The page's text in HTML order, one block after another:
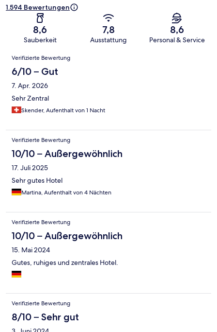
1.594 Bewertungen
8,6
Sauberkeit
7,8
Ausstattung
8,6
Personal & Service
Bewertungen
Verifizierte Bewertung
6/10 – Gut
7. Apr. 2026
Sehr Zentral
Skender, Aufenthalt von 1 Nacht
Verifizierte Bewertung
10/10 – Außergewöhnlich
17. Juli 2025
Sehr gutes Hotel
Martina, Aufenthalt von 4 Nächten
Verifizierte Bewertung
10/10 – Außergewöhnlich
15. Mai 2024
Gutes, ruhiges und zentrales Hotel.
Verifizierte Bewertung
8/10 – Sehr gut